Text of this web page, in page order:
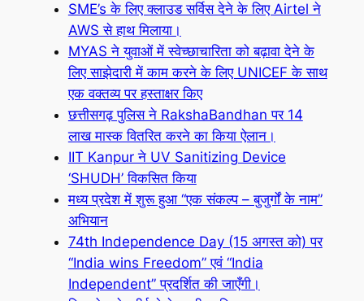
SME’s के लिए क्लाउड सर्विस देने के लिए Airtel ने
AWS से हाथ मिलाया।
MYAS ने युवाओं में स्वेच्छाचारिता को बढ़ावा देने के
लिए साझेदारी में काम करने के लिए UNICEF के साथ
एक वक्तव्य पर हस्ताक्षर किए
छत्तीसगढ़ पुलिस ने RakshaBandhan पर 14
लाख मास्क वितरित करने का किया ऐलान।
IIT Kanpur ने UV Sanitizing Device
‘SHUDH’ विकसित किया
मध्य प्रदेश में शुरू हुआ “एक संकल्प – बुजुर्गों के नाम”
अभियान
74th Independence Day (15 अगस्त को) पर
“India wins Freedom” एवं “India
Independent” प्रदर्शित की जाएँगी।